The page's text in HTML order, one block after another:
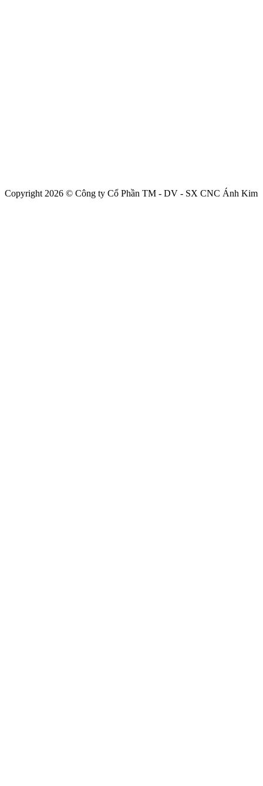
Copyright 2026 © Công ty Cổ Phần TM - DV - SX CNC Ánh Kim